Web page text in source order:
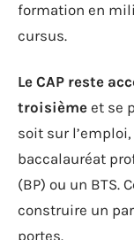
formation en
cursus.
Le CAP reste
troisième et se
soit sur
baccalauréat
(BP) ou un BTS.
construire un
portes.